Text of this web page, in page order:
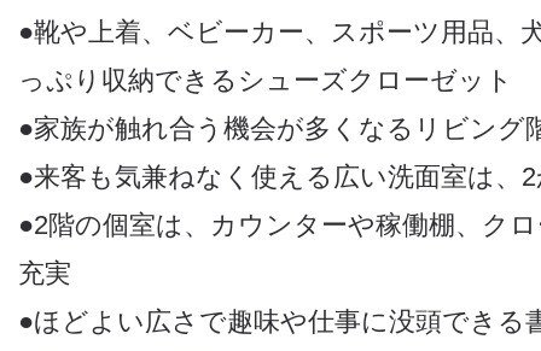
●靴や上着、ベビーカー、スポーツ用品、
っぷり収納できるシューズクローゼット
●家族が触れ合う機会が多くなるリビング
●来客も気兼ねなく使える広い洗面室は、
●2階の個室は、カウンターや稼働棚、ク
充実
●ほどよい広さで趣味や仕事に没頭できる